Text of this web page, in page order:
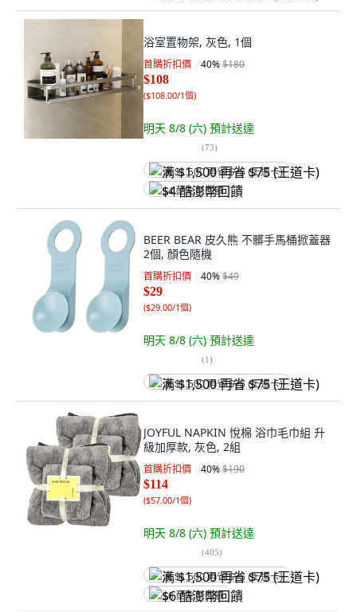
浴室置物架, 灰色, 1個
首購折扣價 40%$180
$108
($108.00/1個)
明天 8/8 (六) 預計送達
(73)
满 $1,500 再省 $75 (王道卡)
$4 酷澎幣回饋
BEER BEAR 皮久熊 不髒手馬桶掀蓋器
2個, 顏色隨機
首購折扣價 40%$49
$29
($29.00/1個)
明天 8/8 (六) 預計送達
(1)
满 $1,500 再省 $75 (王道卡)
JOYFUL NAPKIN 悅棉 浴巾毛巾組 升
級加厚款, 灰色, 2組
首購折扣價 40%$190
$114
($57.00/1個)
明天 8/8 (六) 預計送達
(405)
满 $1,500 再省 $75 (王道卡)
$6 酷澎幣回饋